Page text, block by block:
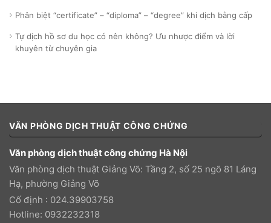
Phân biệt “certificate” – “diploma” – “degree” khi dịch bằng cấp
Tự dịch hồ sơ du học có nên không? Ưu nhược điểm và lời
khuyên từ chuyên gia
VĂN PHÒNG DỊCH THUẬT CÔNG CHỨNG
Văn phòng dịch thuật công chứng Hà Nội
Văn phòng dịch thuật Giảng Võ: Tầng 2, số 25 ngõ 81 Láng
Hạ, phường Giảng Võ
Cố định : 024.39903758
Hotline: 0932232318